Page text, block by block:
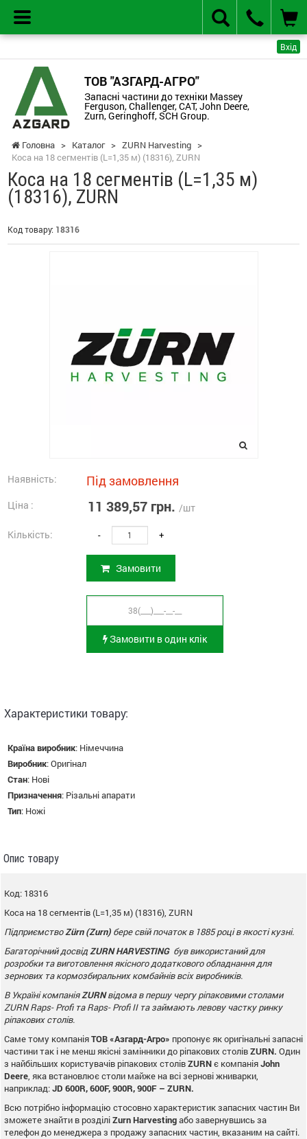
Вхід
ТОВ "АЗГАРД-АГРО"
Запасні частини до техніки Massey
Ferguson, Challenger, CAT, John Deere,
Zurn, Geringhoff, SCH Group.
Головна > Каталог > ZURN Harvesting >
Коса на 18 сегментів (L=1,35 м) (18316), ZURN
Коса на 18 сегментів (L=1,35 м)
(18316), ZURN
Код товару: 18316
Наявність: Під замовлення
Ціна : 11 389,57 грн. /шт
Кількість: - +
Замовити
Замовити в один клік
Характеристики товару:
Країна виробник: Німеччина
Виробник:Оригінал
Стан: Нові
Призначення: Різальні апарати
Тип: Ножі
Опис товару
Код: 18316
Коса на 18 сегментів (L=1,35 м) (18316), ZURN
Підприємство Zürn (Zurn) бере свій початок в 1885 році в якості кузні.
Багаторічний досвід ZURN HARVESTING був використаний для
розробки та виготовлення якісного додаткового обладнання для
зернових та кормозбиральних комбайнів всіх виробників.
В Україні компанія ZURN відома в першу чергу ріпаковими столами
ZURN Raps- Profi та Raps- Profi II та займають левову частку ринку
ріпакових столів.
Саме тому компаніяТОВ «Азгард-Агро» пропонує як оригінальні запасні
частини так і не менш якісні замінники до ріпакових столівZURN. Один
з найбільших користувачів ріпакових столівZURNє компаніяJohn
Deere , яка встановлює столи майже на всі зернові жниварки,
наприклад:JD 600R, 600F, 900R, 900F – ZURN.
Всю потрібно інформацію стосовно характеристик запасних частин Ви
зможете знайти в розділіZurnHarvestingабо завернувшись за
телефон до менеджера з продажу запасних частин, вказаним на сайті.